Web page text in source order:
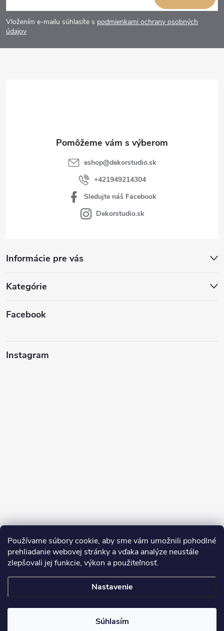
Používame súbory cookie, aby sme vám umožnili pohodlné
prehliadanie webovej stránky a vďaka analýze neustále
zlepšovali jej funkcie, výkon a použiteľnosť.
Nastavenie
Súhlasím
á
p
Vložením e-mailu súhlasíte s podmienkami ochrany osobných
údajov
Informácie pre vás
Kategórie
Facebook
Instagram
Sledovať na Instagrame
eshop@dekorstudio.sk
+421949214304
Sledujte náš Facebook
Dekorstudio.sk
Copyright 2026Dekorstudio.sk. Všetky práva vyhradené.